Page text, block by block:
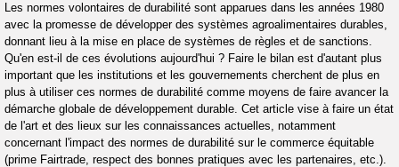
Les normes volontaires de durabilité sont apparues dans les années 1980
avec la promesse de développer des systèmes agroalimentaires durables,
donnant lieu à la mise en place de systèmes de règles et de sanctions.
Qu'en est-il de ces évolutions aujourd'hui ? Faire le bilan est d'autant plus
important que les institutions et les gouvernements cherchent de plus en
plus à utiliser ces normes de durabilité comme moyens de faire avancer la
démarche globale de développement durable. Cet article vise à faire un état
de l'art et des lieux sur les connaissances actuelles, notamment
concernant l'impact des normes de durabilité sur le commerce équitable
(prime Fairtrade, respect des bonnes pratiques avec les partenaires, etc.).